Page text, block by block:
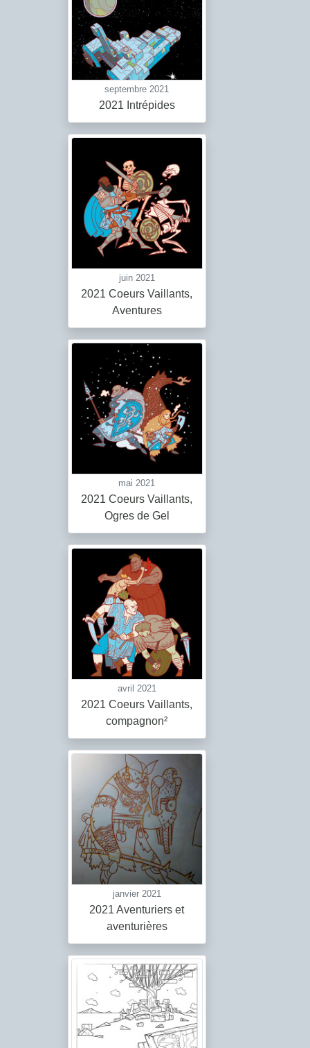
septembre 2021
2021 Intrépides
juin 2021
2021 Coeurs Vaillants,
Aventures
mai 2021
2021 Coeurs Vaillants,
Ogres de Gel
avril 2021
2021 Coeurs Vaillants,
compagnon²
janvier 2021
2021 Aventuriers et
aventurières